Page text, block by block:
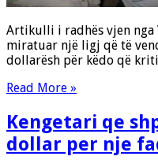
Artikulli i radhës vjen nga
miratuar një ligj që të
dollarësh për këdo që
Read More »
Kengetari qe
dollar per nje